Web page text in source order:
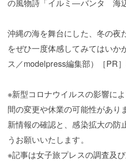
の風物詩「イルミ―バンタ 海辺
沖縄の海を舞台にした、冬の夜
をぜひ一度体感してみてはいか
ス／modelpress編集部）［PR
※新型コロナウイルスの影響に
間の変更や休業の可能性があり
新情報の確認と、感染拡大の防
うお願いいたします。
※記事は女子旅プレスの調査及